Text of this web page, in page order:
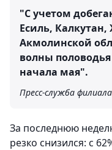
"С учетом
Есиль,
Акмолинской
волны
начала мая".
Пресс-служба
За последнюю
резко снизился: с